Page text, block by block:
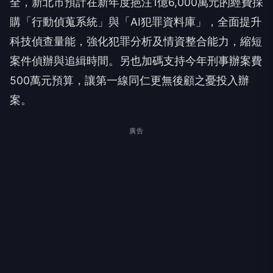
購「行動偵蒐系統」與「AI犯罪資料庫」，全面提升
科技偵查量能，強化犯罪分析及情資整合能力，縮短
案件偵辦與追緝時間。另也加碼支持今年刑事辦案費
500萬元預算，讓第一線同仁更無後顧之憂投入辦
案。
廣告